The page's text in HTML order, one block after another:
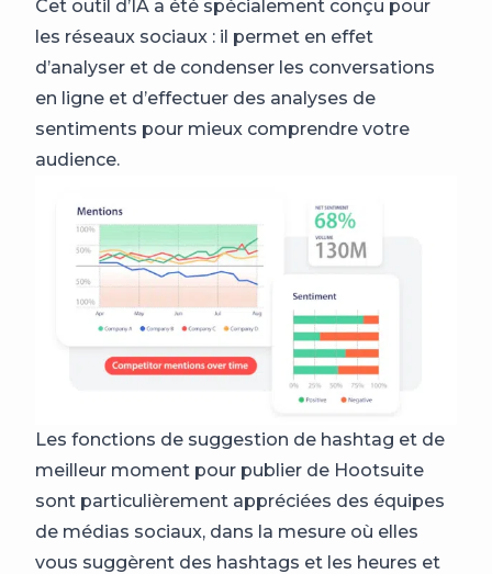
Cet outil d’IA a été spécialement conçu pour
les réseaux sociaux : il permet en effet
d’analyser et de condenser les conversations
en ligne et d’effectuer des analyses de
sentiments pour mieux comprendre votre
audience.
Les fonctions de suggestion de hashtag et de
meilleur moment pour publier de Hootsuite
sont particulièrement appréciées des équipes
de médias sociaux, dans la mesure où elles
vous suggèrent des hashtags et les heures et